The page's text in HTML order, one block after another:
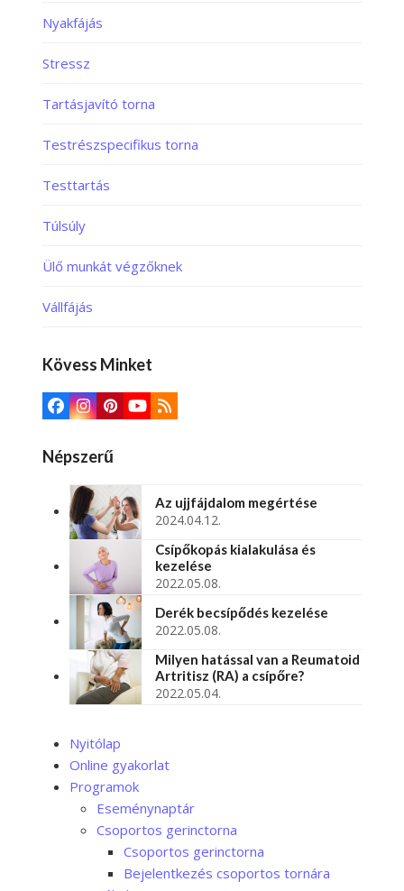
Nyakfájás
Stressz
Tartásjavító torna
Testrészspecifikus torna
Testtartás
Túlsúly
Ülő munkát végzőknek
Vállfájás
Kövess Minket
Népszerű
Az ujjfájdalom megértése
2024.04.12.
Csípőkopás kialakulása és
kezelése
2022.05.08.
Derék becsípődés kezelése
2022.05.08.
Milyen hatással van a Reumatoid
Artritisz (RA) a csípőre?
2022.05.04.
Nyitólap
Online gyakorlat
Programok
Eseménynaptár
Csoportos gerinctorna
Csoportos gerinctorna
Bejelentkezés csoportos tornára